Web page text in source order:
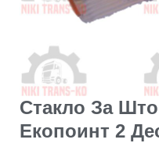
Стакло За
Екопоинт 2